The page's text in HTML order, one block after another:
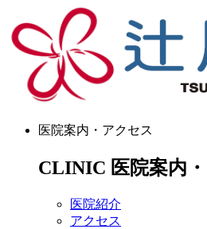
医院案内・アクセス
CLINIC 医院案内
医院紹介
アクセス